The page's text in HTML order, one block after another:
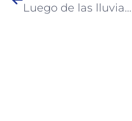
Luego de las lluvias se retomaron trabajos en las calles de Colón